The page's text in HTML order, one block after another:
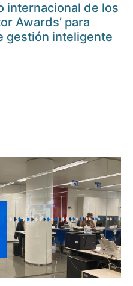
internacional de los
Awards’ para
gestión inteligente